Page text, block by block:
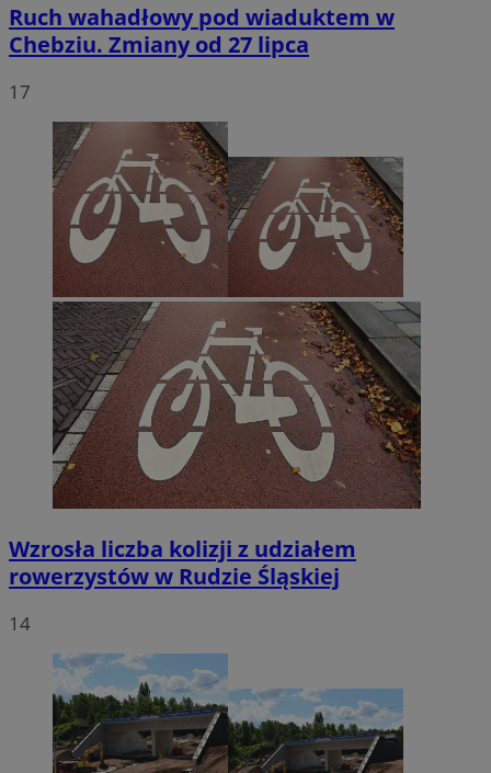
Ruch wahadłowy pod wiaduktem w
Chebziu. Zmiany od 27 lipca
17
Wzrosła liczba kolizji z udziałem
rowerzystów w Rudzie Śląskiej
14